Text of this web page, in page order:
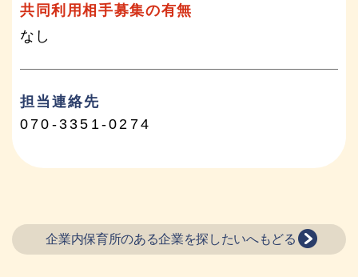
共同利用相手募集の有無
なし
担当連絡先
070-3351-0274
企業内保育所のある企業を探したいへもどる